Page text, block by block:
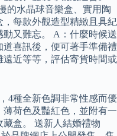
的水晶球音樂盒、實用陶
每款外觀造型精緻且具紀
又難忘。 A：什麼時候送
喜訊後，便可著手準備禮
近等等，評估寄貨時間或
4種全新色調非常性感而優
荷色及豔紅色，並附有一
盒。 送新人結婚禮物